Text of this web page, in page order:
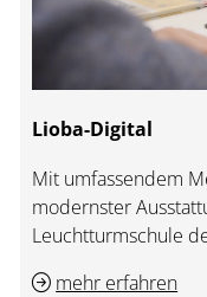
Lioba-Digital
Mit umfassendem
modernster
Leuchtturmschule
mehr erfahren